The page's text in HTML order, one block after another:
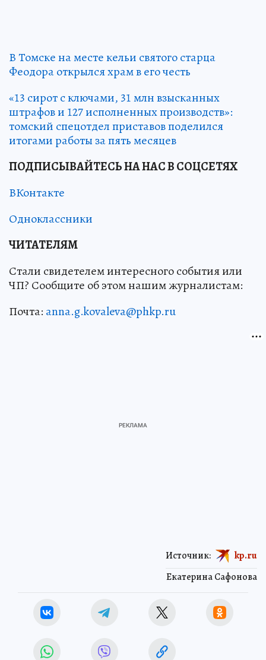
В Томске на месте кельи святого старца
Феодора открылся храм в его честь
«13 сирот с ключами, 31 млн взысканных
штрафов и 127 исполненных производств»:
томский спецотдел приставов поделился
итогами работы за пять месяцев
ПОДПИСЫВАЙТЕСЬ НА НАС В СОЦСЕТЯХ
ВКонтакте
Одноклассники
ЧИТАТЕЛЯМ
Стали свидетелем интересного события или
ЧП? Сообщите об этом нашим журналистам:
Почта: anna.g.kovaleva@phkp.ru
Екатерина Сафонова
Источник: kp.ru